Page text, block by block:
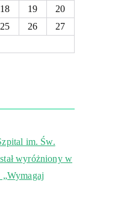
18 19
20
25 26
27
im. Św.
wyróżniony w